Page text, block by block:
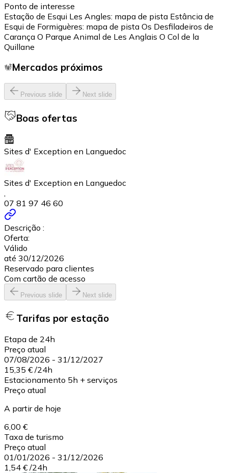
Ponto de interesse
Estação de Esqui Les Angles: mapa de pista Estância de
Esqui de Formiguères: mapa de pista Os Desfiladeiros de
Carança O Parque Animal de Les Anglais O Col de la
Quillane
Mercados próximos
Previous slide Next slide
Boas ofertas
Sites d' Exception en Languedoc
Sites d' Exception en Languedoc
07 81 97 46 60
Descrição :
Oferta:
Válido
até 30/12/2026
Reservado para clientes
Com cartão de acesso
Previous slide Next slide
Tarifas por estação
Etapa de 24h
Preço atual
07/08/2026 - 31/12/2027
15,35 € /24h
Estacionamento 5h + serviços
Preço atual
A partir de hoje
6,00 €
Taxa de turismo
Preço atual
01/01/2026 - 31/12/2026
1,54 € /24h